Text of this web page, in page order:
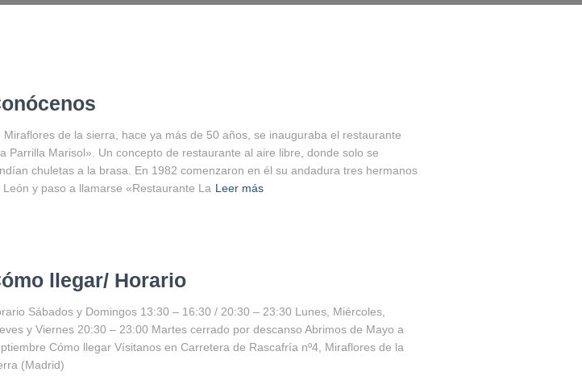
Miraflores de la sierra, hace ya más de 50 años, se inauguraba el restaurante
Parrilla Marisol». Un concepto de restaurante al aire libre, donde solo se
chuletas a la brasa. En 1982 comenzaron en él su andadura tres hermanos
León y paso a llamarse «Restaurante La Leer más
llegar/ Horario
Sábados y Domingos 13:30 – 16:30 / 20:30 – 23:30 Lunes, Miércoles,
y Viernes 20:30 – 23:00 Martes cerrado por descanso Abrimos de Mayo a
Cómo llegar Vísitanos en Carretera de Rascafría nº4, Miraflores de la
(Madrid)